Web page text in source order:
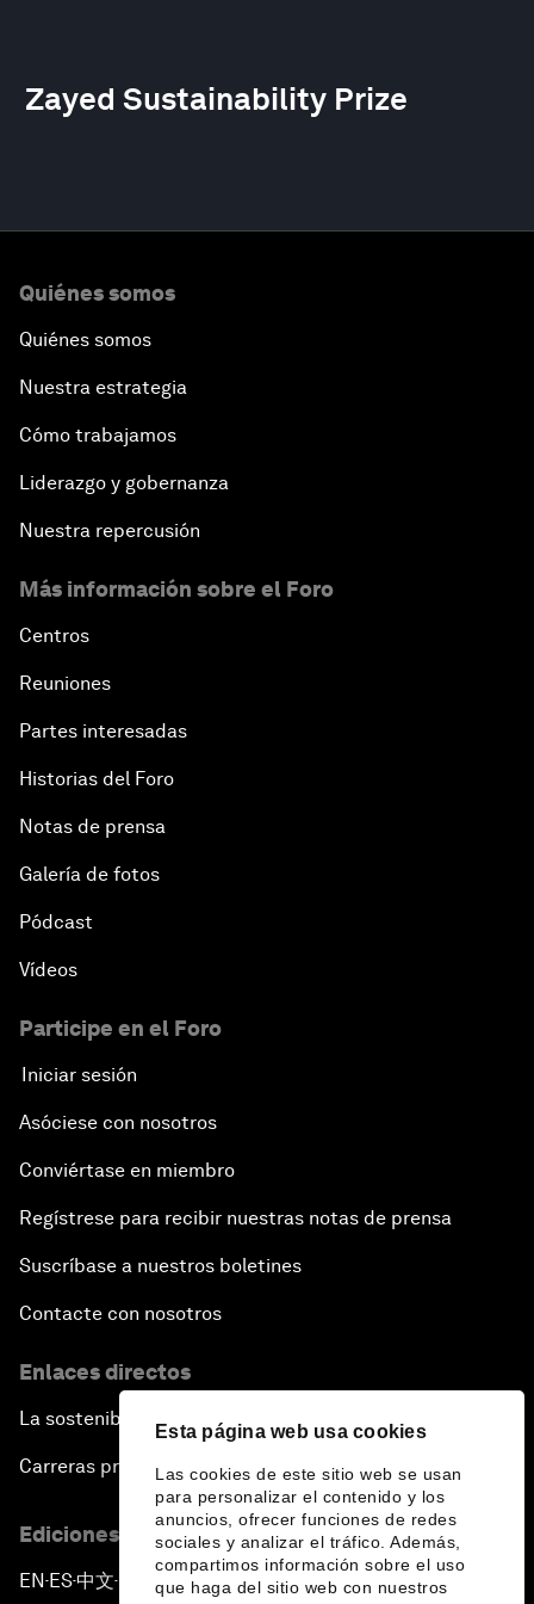
Esta página web usa cookies
Las cookies de este sitio web se usan
para personalizar el contenido y los
anuncios, ofrecer funciones de redes
sociales y analizar el tráfico. Además,
compartimos información sobre el uso
que haga del sitio web con nuestros
Zayed Sustainability Prize
Quiénes somos
Quiénes somos
Nuestra estrategia
Cómo trabajamos
Liderazgo y gobernanza
Nuestra repercusión
Más información sobre el Foro
Centros
Reuniones
Partes interesadas
Historias del Foro
Notas de prensa
Galería de fotos
Pódcast
Vídeos
Participe en el Foro
Iniciar sesión
Asóciese con nosotros
Conviértase en miembro
Regístrese para recibir nuestras notas de prensa
Suscríbase a nuestros boletines
Contacte con nosotros
Enlaces directos
La sostenibilidad en el Foro
Carreras profesionales
Ediciones en otros idiomas
EN ▪ES▪中文▪ 日本語